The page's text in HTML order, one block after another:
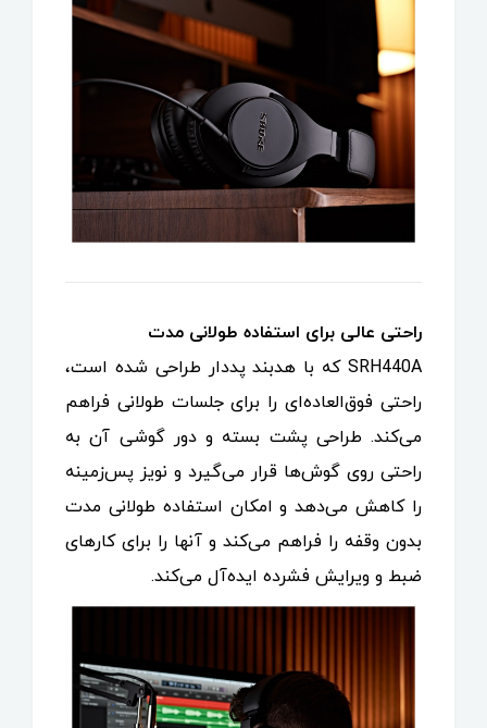
راحتی عالی برای استفاده طولانی مدت
SRH440A که با هدبند پددار طراحی شده است،
راحتی فوق‌العاده‌ای را برای جلسات طولانی فراهم
می‌کند. طراحی پشت بسته و دور گوشی آن به
راحتی روی گوش‌ها قرار می‌گیرد و نویز پس‌زمینه
را کاهش می‌دهد و امکان استفاده طولانی مدت
بدون وقفه را فراهم می‌کند و آنها را برای کارهای
ضبط و ویرایش فشرده ایده‌آل می‌کند.